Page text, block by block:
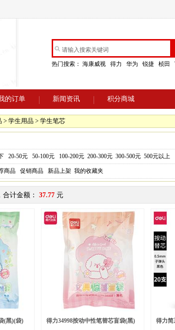
热门搜索： 海康威视 得力 华为 锐捷 桢田
的订单 新闻资讯 积分商城
> 学生用品 > 学生笔芯
20-50元 50-100元 100-200元 200-300元 300-500元 500元以上
商品 促销商品 新品上架 我的收藏夹
合计金额： 37.77 元
(黑)(袋) 得力34998按动中性笔替芯盲袋(黑) 得力简